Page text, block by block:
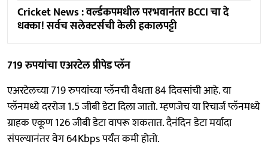
Cricket News : वर्ल्डकपमधील परभवानंतर BCCI चा दे
धक्का! सर्वच सलेक्टर्सची केली हकालपट्टी
719 रुपयांचा एअरटेल प्रीपेड प्लॅन
एअरटेलच्या 719 रुपयांच्या प्लॅनची ​​वैधता 84 दिवसांची आहे. या
प्लॅनमध्ये दररोज 1.5 जीबी डेटा दिला जातो. म्हणजेच या रिचार्ज प्लॅनमध्ये
ग्राहक एकूण 126 जीबी डेटा वापरू शकतात. दैनंदिन डेटा मर्यादा
संपल्यानंतर वेग 64Kbps पर्यंत कमी होतो.